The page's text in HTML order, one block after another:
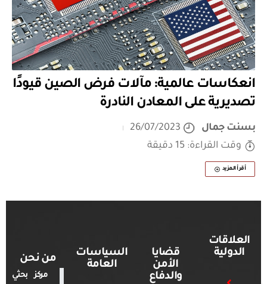
انعكاسات عالمية: مآلات فرض الصين قيودًا
تصديرية على المعادن النادرة
بسنت جمال
26/07/2023
وقت القراءة: 15 دقيقة
أقرأ المزيد
العلاقات
الدولية
قضايا
الأمن
والدفاع
السياسات
العامة
من نحن
مركز بحثي